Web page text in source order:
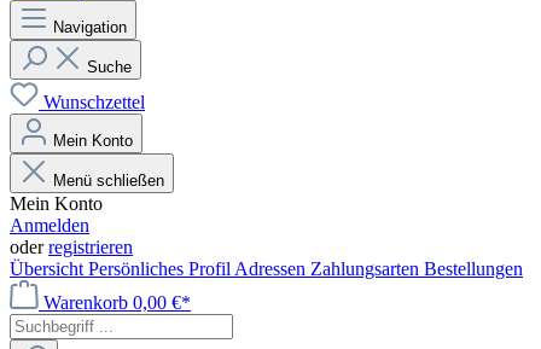
Navigation
Suche
Wunschzettel
Mein Konto
Menü schließen
Mein Konto
Anmelden
oderregistrieren
Übersicht Persönliches Profil Adressen Zahlungsarten Bestellungen
Warenkorb 0,00 €*